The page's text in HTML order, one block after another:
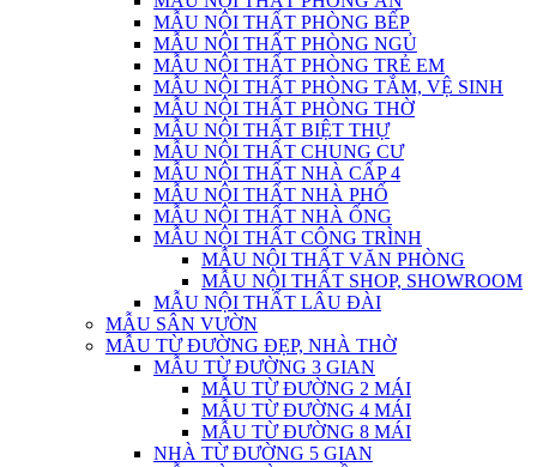
MẪU NỘI THẤT PHÒNG BẾP
MẪU NỘI THẤT PHÒNG NGỦ
MẪU NỘI THẤT PHÒNG TRẺ EM
MẪU NỘI THẤT PHÒNG TẮM, VỆ SINH
MẪU NỘI THẤT PHÒNG THỜ
MẪU NỘI THẤT BIỆT THỰ
MẪU NỘI THẤT CHUNG CƯ
MẪU NỘI THẤT NHÀ CẤP 4
MẪU NỘI THẤT NHÀ PHỐ
MẪU NỘI THẤT NHÀ ỐNG
MẪU NỘI THẤT CÔNG TRÌNH
MẪU NỘI THẤT VĂN PHÒNG
MẪU NỘI THẤT SHOP, SHOWROOM
MẪU NỘI THẤT LÂU ĐÀI
MẪU SÂN VƯỜN
MẪU TỪ ĐƯỜNG ĐẸP, NHÀ THỜ
MẪU TỪ ĐƯỜNG 3 GIAN
MẪU TỪ ĐƯỜNG 2 MÁI
MẪU TỪ ĐƯỜNG 4 MÁI
MẪU TỪ ĐƯỜNG 8 MÁI
NHÀ TỪ ĐƯỜNG 5 GIAN